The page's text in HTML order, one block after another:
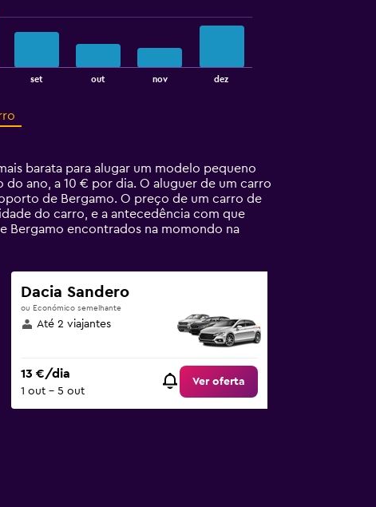
set out nov dez
barata para alugar um modelo pequeno
ano, a 10 € por dia. O aluguer de um carro
de Bergamo. O preço de um carro de
do carro, e a antecedência com que
Bergamo encontrados na momondo na
Dacia Sandero
ou Económico semelhante
Até 2 viajantes
13 €/dia
1 out – 5 out
Ver oferta